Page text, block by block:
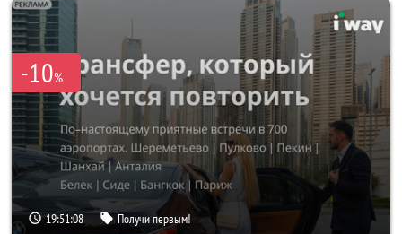
-10%
19:51:06 Получи первым!